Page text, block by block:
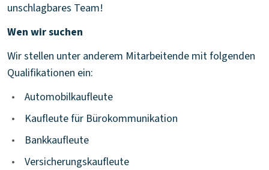
unschlagbares Team!
Wen wir suchen
Wir stellen unter anderem Mitarbeitende mit folgenden
Qualifikationen ein:
•
Automobilkaufleute
•
Kaufleute für Bürokommunikation
•
Bankkaufleute
•
Versicherungskaufleute